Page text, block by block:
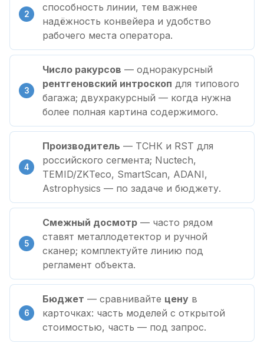
способность линии, тем важнее
надёжность конвейера и удобство
рабочего места оператора.
Число ракурсов — одноракурсный
рентгеновский интроскоп для типового
багажа; двухракурсный — когда нужна
более полная картина содержимого.
Производитель — ТСНК и RST для
российского сегмента; Nuctech,
TEMID/ZKTeco, SmartScan, ADANI,
Astrophysics — по задаче и бюджету.
Смежный досмотр — часто рядом
ставят металлодетектор и ручной
сканер; комплектуйте линию под
регламент объекта.
Бюджет — сравнивайте цену в
карточках: часть моделей с открытой
стоимостью, часть — под запрос.